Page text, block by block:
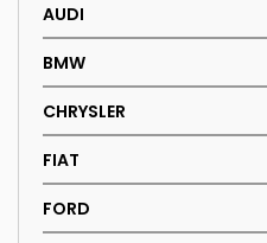
AUDI
BMW
CHRYSLER
FIAT
FORD